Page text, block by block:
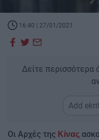
16:40 | 27/01/2021
Δείτε περισσότερα
Add
Οι Αρχές της Κίνας